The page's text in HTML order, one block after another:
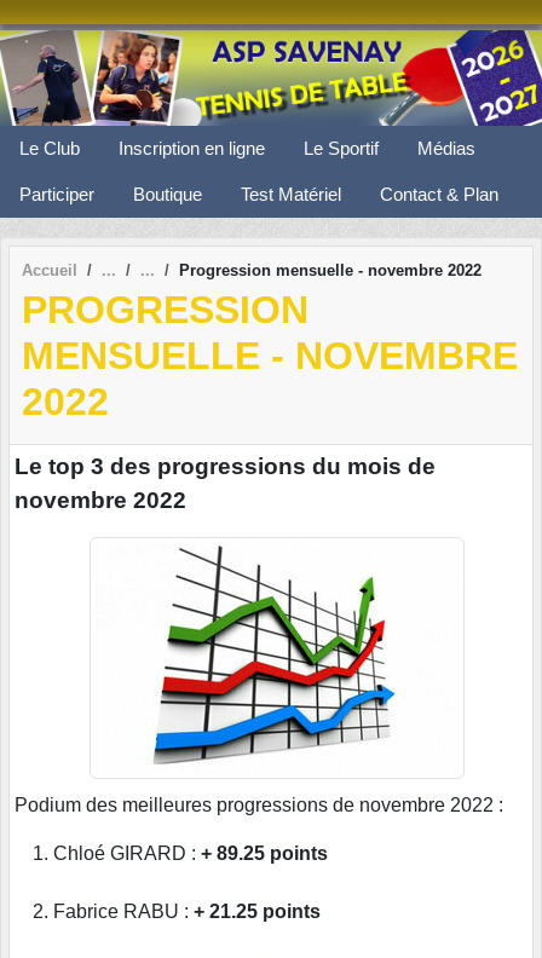
Le Club Inscription en ligne Le Sportif Médias
Participer Boutique Test Matériel Contact & Plan
Accueil Progression mensuelle - novembre 2022
PROGRESSION
MENSUELLE - NOVEMBRE
2022
Le top 3 des progressions du mois de
novembre 2022
Podium des meilleures progressions de novembre 2022 :
Chloé GIRARD : + 89.25 points
Fabrice RABU : + 21.25 points